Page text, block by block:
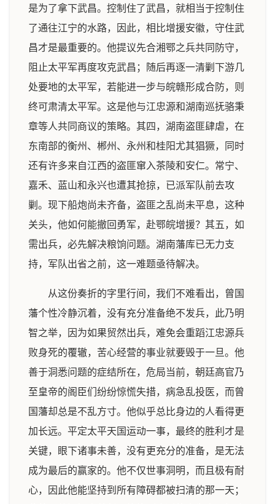
是为了拿下武昌。控制住了武昌，就相当于控制住
了通往江宁的水路，因此，相比增援安徽，守住武
昌才是最重要的。他提议先合湘鄂之兵共同防守，
阻止太平军再度攻克武昌；随后再逐一清剿下游几
处要地的太平军，若能进一步与皖赣形成合防，则
终可肃清太平军。这是他与江忠源和湖南巡抚骆秉
章等人共同商议的策略。其四，湖南盗匪肆虐，在
东南部的衡州、郴州、永州和桂阳尤其猖獗，同时
还有许多来自江西的盗匪窜入茶陵和安仁。常宁、
嘉禾、蓝山和永兴也遭其抢掠，已派军队前去攻
剿。现下船炮尚未齐备，盗匪之乱尚未平息，这种
关头，他如何能撤回勇军，赴鄂皖增援？其五，如
需出兵，必先解决粮饷问题。湖南藩库已无力支
持，军队出省之前，这一难题亟待解决。
从这份奏折的字里行间，我们不难看出，曾国
藩个性冷静沉着，没有充分准备绝不发兵，此乃明
智之举，因为如果贸然出兵，难免会重蹈江忠源兵
败身死的覆辙，苦心经营的事业就要毁于一旦。他
善于洞悉问题的症结所在，危局当前，朝廷高官乃
至皇帝的阁臣们纷纷惊慌失措，病急乱投医，而曾
国藩却总是不乱方寸。他似乎总比身边的人看得更
加长远。平定太平天国运动一事，最终的胜利才是
关键，眼下诸事未善，没有更充分的准备，是无法
成为最后的赢家的。他不仅世事洞明，而且极有耐
心，因此他能坚持到所有障碍都被扫清的那一天；